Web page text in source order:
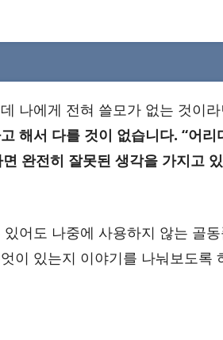
나에게 전혀 쓸모가 없는 것이라
해서 다를 것이 없습니다. “어리
완전히 잘못된 생각을 가지고
어도 나중에 사용하지 않는 골동
이 있는지 이야기를 나눠보도록